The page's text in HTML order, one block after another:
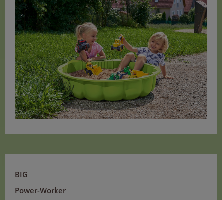
BIG
Power-Worker